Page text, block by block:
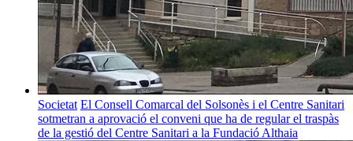
Societat El Consell Comarcal del Solsonès i el Centre Sanitari
sotmetran a aprovació el conveni que ha de regular el traspàs
de la gestió del Centre Sanitari a la Fundació Althaia